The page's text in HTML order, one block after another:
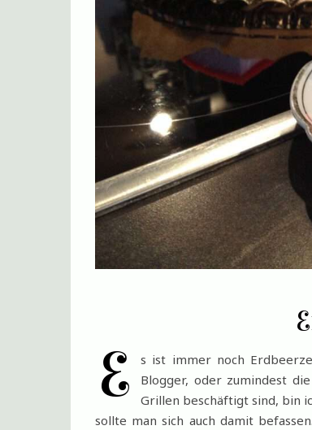
E
s ist immer noch
Blogger, oder zumindest
Grillen beschäftigt sind, bin
sollte man sich auch damit